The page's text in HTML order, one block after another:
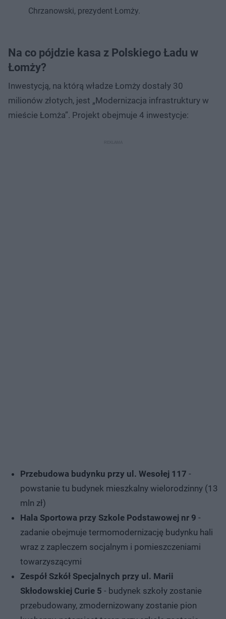
Chrzanowski, prezydent Łomży.
Na co pójdzie kasa z Polskiego Ładu w
Łomży?
Inwestycją, na którą władze Łomży dostały 30
milionów złotych, jest „Modernizacja infrastruktury w
mieście Łomża”. Projekt obejmuje 4 inwestycje:
Przebudowa budynku przy ul. Wesołej 117 -
powstanie tu budynek mieszkalny wielorodzinny (13
mln zł)
Hala Sportowa przy Szkole Podstawowej nr 9 -
zadanie obejmuje termomodernizację budynku hali
wraz z zapleczem socjalnym i pomieszczeniami
towarzyszącymi
Zespół Szkół Specjalnych przy ul. Marii
Skłodowskiej Curie 5 - budynek szkoły zostanie
przebudowany, zmodernizowany zostanie pion